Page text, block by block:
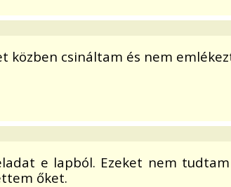
közben csináltam és nem
e lapból. Ezeket nem
őket.